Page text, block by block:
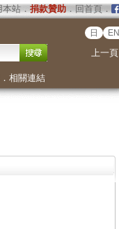
本站． 捐款贊助．回首頁．
日 EN
上一頁
． 相關連結